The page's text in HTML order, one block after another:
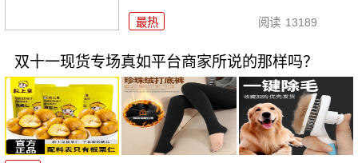
最热 阅读 13189
双十一现货专场真如平台商家所说的那样吗？